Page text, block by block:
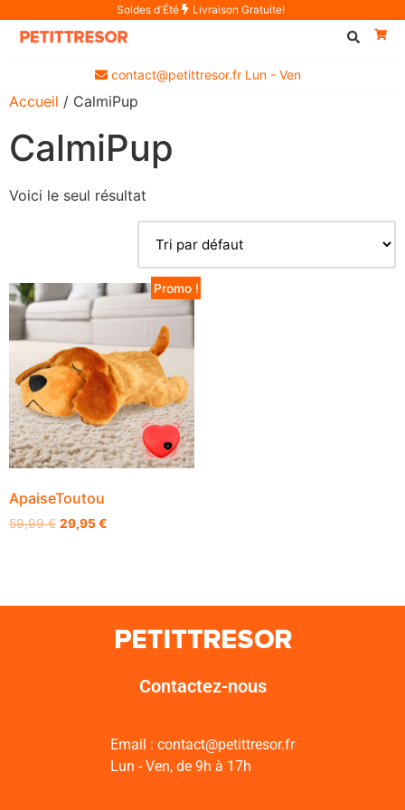
Soldes d'Été Livraison Gratuite!
contact@petittresor.fr Lun - Ven
Accueil / CalmiPup
CalmiPup
Voici le seul résultat
Promo !
ApaiseToutou
59,99€ 29,95€
Contactez-nous
Email : contact@petittresor.fr
Lun - Ven, de 9h à 17h